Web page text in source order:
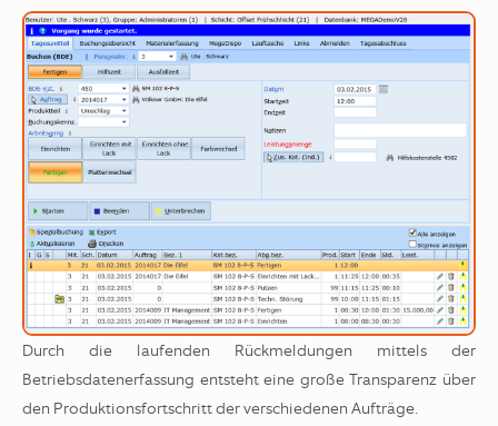
Durch die laufenden Rückmeldungen mittels der
Betriebsdatenerfassung entsteht eine große Transparenz über
den Produktionsfortschritt der verschiedenen Aufträge.